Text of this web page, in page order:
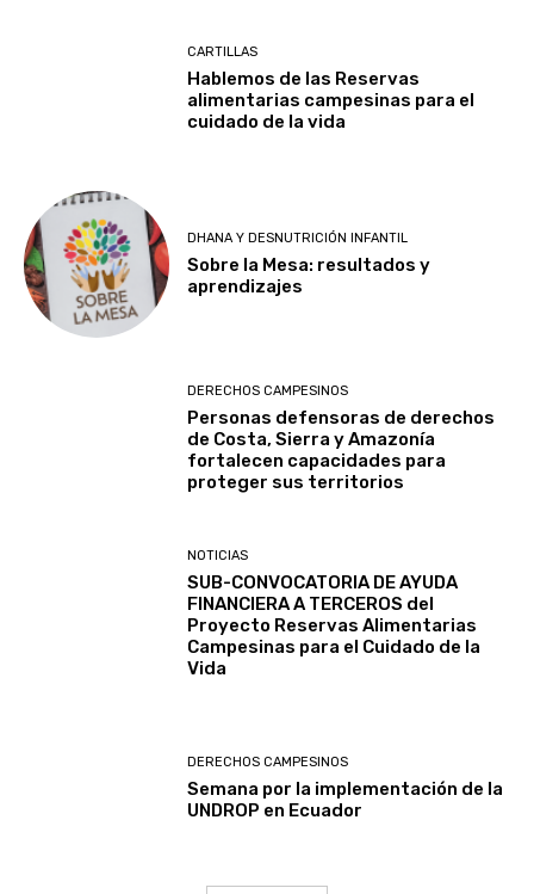
CARTILLAS
Hablemos de las Reservas
alimentarias campesinas para el
cuidado de la vida
DHANA Y DESNUTRICIÓN INFANTIL
Sobre la Mesa: resultados y
aprendizajes
DERECHOS CAMPESINOS
Personas defensoras de derechos
de Costa, Sierra y Amazonía
fortalecen capacidades para
proteger sus territorios
NOTICIAS
SUB-CONVOCATORIA DE AYUDA
FINANCIERA A TERCEROS del
Proyecto Reservas Alimentarias
Campesinas para el Cuidado de la
Vida
DERECHOS CAMPESINOS
Semana por la implementación de la
UNDROP en Ecuador